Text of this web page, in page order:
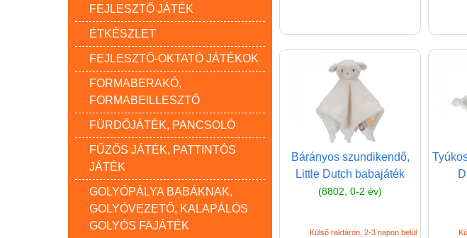
FEJLESZTŐ JÁTÉK
ÉTKÉSZLET
FEJLESZTŐ-OKTATÓ JÁTÉKOK
FORMABERAKÓ,
FORMABEILLESZTŐ
FÜRDŐJÁTÉK, PANCSOLÓ
FŰZŐS JÁTÉK, PATTINTÓS
JÁTÉK
GOLYÓPÁLYA BABÁKNAK,
GOLYÓVEZETŐ, KALAPÁLÓS
GOLYÓS FAJÁTÉK
Bárányos szundikendő,
Little Dutch babajáték
(8802, 0-2 év)
Külső raktáron, 2-3 napon belül